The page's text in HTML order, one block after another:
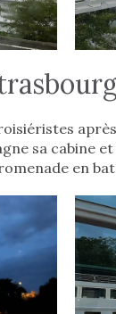
sa cabine
en